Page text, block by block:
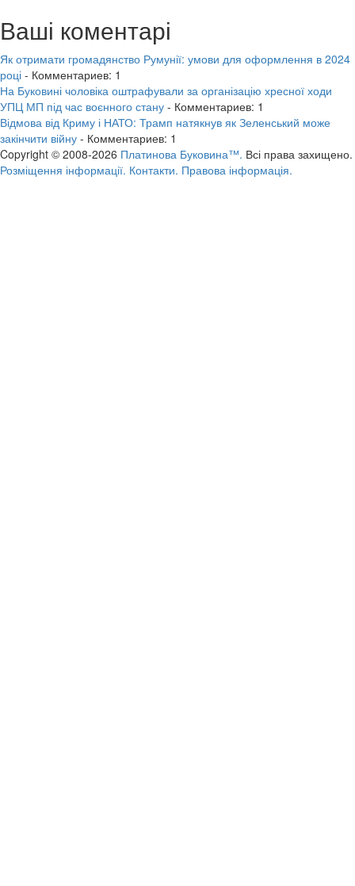
Ваші коментарі
Як отримати громадянство Румунії: умови для оформлення в 2024
році - Комментариев: 1
На Буковині чоловіка оштрафували за організацію хресної ходи
УПЦ МП під час воєнного стану - Комментариев: 1
Відмова від Криму і НАТО: Трамп натякнув як Зеленський може
закінчити війну - Комментариев: 1
Copyright © 2008-2026 Платинова Буковина™. Всі права захищено.
Розміщення інформації. Контакти. Правова інформація.